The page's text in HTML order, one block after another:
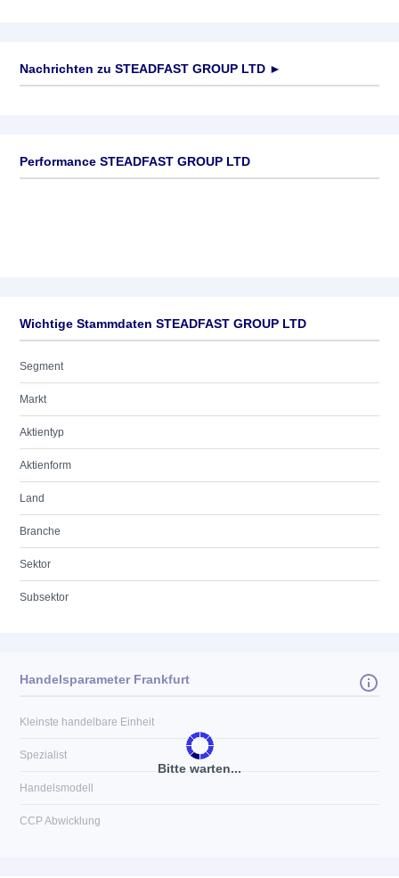
Nachrichten zu STEADFAST GROUP LTD ►
Performance STEADFAST GROUP LTD
Wichtige Stammdaten STEADFAST GROUP LTD
Segment
Markt
Aktientyp
Aktienform
Land
Branche
Sektor
Subsektor
Bitte warten...
Handelsparameter Frankfurt
Kleinste handelbare Einheit
Spezialist
Handelsmodell
CCP Abwicklung